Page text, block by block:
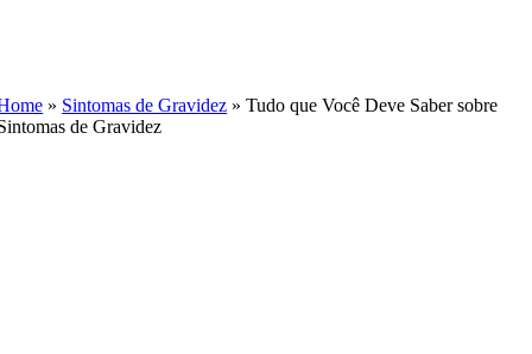
» Sintomas de Gravidez »Tudo que Você Deve Saber sobre
de Gravidez